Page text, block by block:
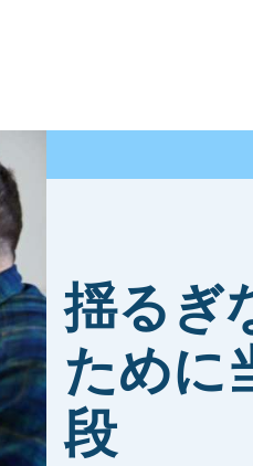
揺るぎ
ために
段